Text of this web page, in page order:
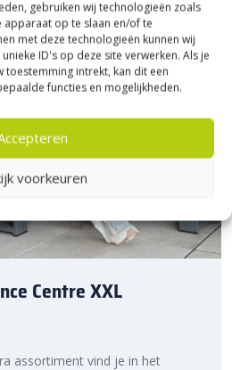
gebruiken wij technologieën zoals
op te slaan en/of te
met deze technologieën kunnen wij
ID's op deze site verwerken. Als je
toestemming intrekt, kan dit een
functies en mogelijkheden.
voorkeuren
Centre XXL
assortiment vind je in het